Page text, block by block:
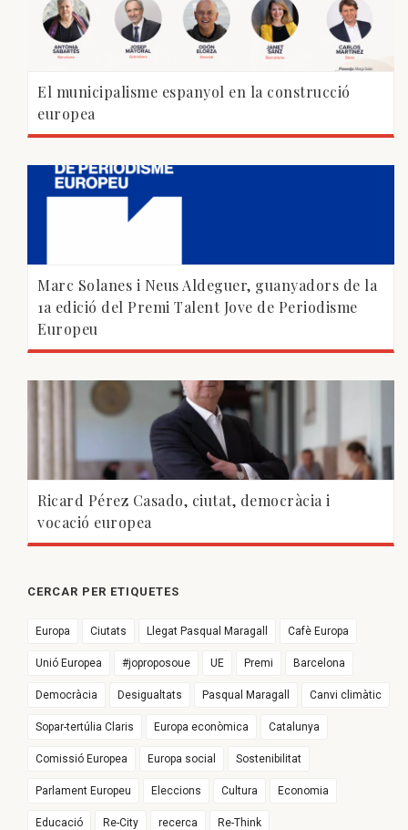
El municipalisme espanyol en la construcció
europea
Marc Solanes i Neus Aldeguer, guanyadors de la
1a edició del Premi Talent Jove de Periodisme
Europeu
Ricard Pérez Casado, ciutat, democràcia i
vocació europea
CERCAR PER ETIQUETES
Europa Ciutats Llegat Pasqual Maragall Cafè Europa
Unió Europea #joproposoue UE Premi Barcelona
Democràcia Desigualtats Pasqual Maragall Canvi climàtic
Sopar-tertúlia Claris Europa econòmica Catalunya
Comissió Europea Europa social Sostenibilitat
Parlament Europeu Eleccions Cultura Economia
Educació Re-City recerca Re-Think